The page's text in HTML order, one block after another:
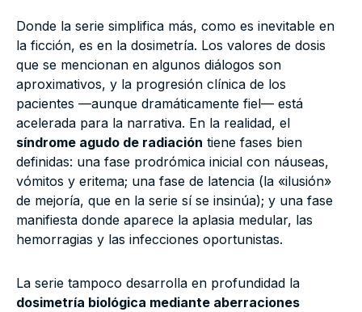
Donde la serie simplifica más, como es inevitable en
la ficción, es en la dosimetría. Los valores de dosis
que se mencionan en algunos diálogos son
aproximativos, y la progresión clínica de los
pacientes —aunque dramáticamente fiel— está
acelerada para la narrativa. En la realidad, el
síndrome agudo de radiación tiene fases bien
definidas: una fase prodrómica inicial con náuseas,
vómitos y eritema; una fase de latencia (la «ilusión»
de mejoría, que en la serie sí se insinúa); y una fase
manifiesta donde aparece la aplasia medular, las
hemorragias y las infecciones oportunistas.
La serie tampoco desarrolla en profundidad la
dosimetría biológica mediante aberraciones